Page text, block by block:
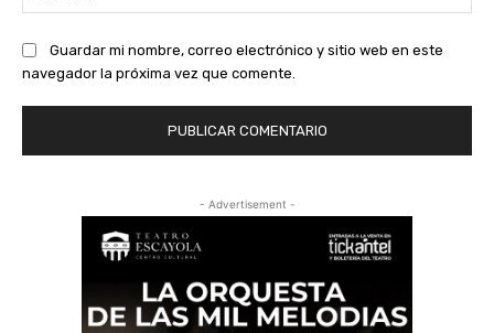
Guardar mi nombre, correo electrónico y sitio web en este
navegador la próxima vez que comente.
- Advertisement -